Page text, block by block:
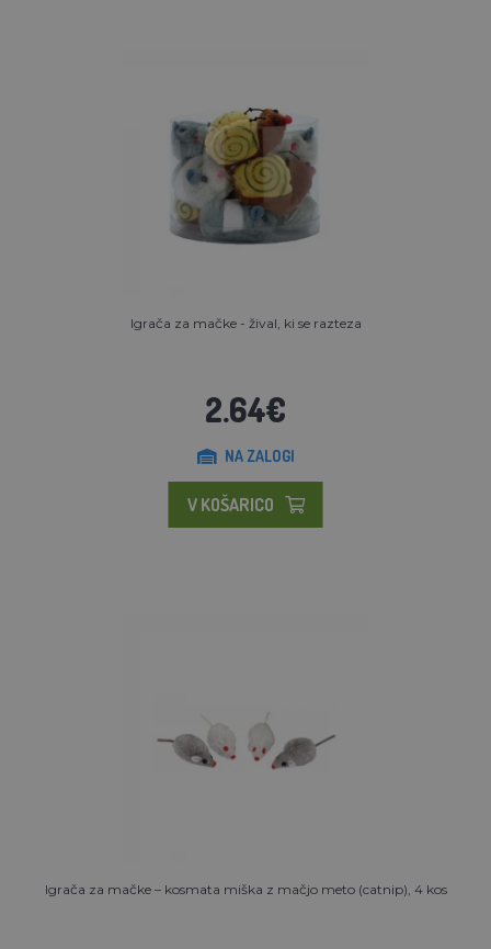
Igrača za mačke - žival, ki se razteza
2.64€
NA ZALOGI
V KOŠARICO
Igrača za mačke – kosmata miška z mačjo meto (catnip), 4 kos